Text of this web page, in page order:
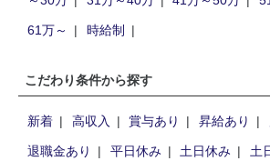
61万～
時給制
こだわり条件から探す
新着 高収入 賞与あり 昇給あり
退職金あり
平日休み 土日休み
土